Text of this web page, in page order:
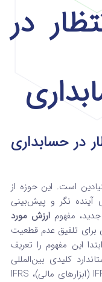
در
در حسابداری
است. این حوزه از
آینده نگر و پیش‌بینی‌
جدید، مفهومارزش مورد
برای تلفیق عدم قطعیت
این مفهوم را تعریف
کلیدی بین‌المللی
بررسی می‌شود. این استانداردها شامل IFRS 9 (ابزارهای مالی)، IFRS